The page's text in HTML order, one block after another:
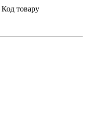
Код товару